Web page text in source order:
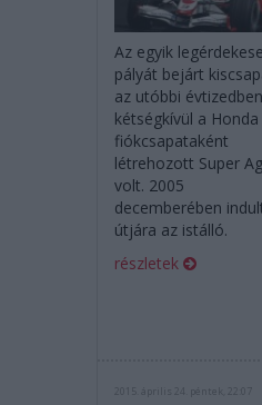
Az egyik
pályát bejárt
az utóbbi évtizedben
kétségkívül a Honda
fiókcsapataként
létrehozott Super
volt. 2005
decemberében
útjára az istálló.
részletek
2015. április 24. péntek, 22:07